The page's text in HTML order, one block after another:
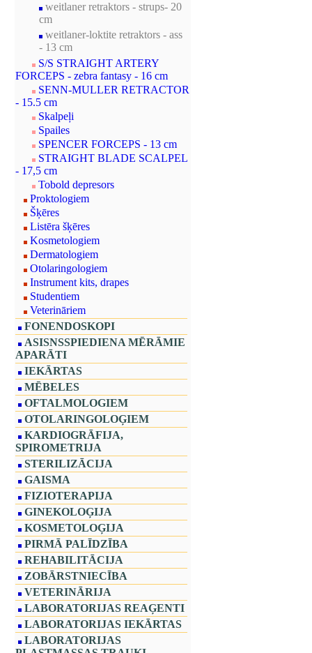
weitlaner retraktors - strups- 20
cm
weitlaner-loktite retraktors - ass
- 13 cm
S/S STRAIGHT ARTERY
FORCEPS - zebra fantasy - 16 cm
SENN-MULLER RETRACTOR
- 15.5 cm
Skalpeļi
Spailes
SPENCER FORCEPS - 13 cm
STRAIGHT BLADE SCALPEL
- 17,5 cm
Tobold depresors
Proktologiem
Šķēres
Listēra šķēres
Kosmetologiem
Dermatologiem
Otolaringologiem
Instrument kits, drapes
Studentiem
Veterināriem
FONENDOSKOPI
ASISNSSPIEDIENA MĒRĀMIE
APARĀTI
IEKĀRTAS
MĒBELES
OFTALMOLOGIEM
OTOLARINGOLOĢIEM
KARDIOGRĀFIJA,
SPIROMETRIJA
STERILIZĀCIJA
GAISMA
FIZIOTERAPIJA
GINEKOLOĢIJA
KOSMETOLOĢIJA
PIRMĀ PALĪDZĪBA
REHABILITĀCIJA
ZOBĀRSTNIECĪBA
VETERINĀRIJA
LABORATORIJAS REAĢENTI
LABORATORIJAS IEKĀRTAS
LABORATORIJAS